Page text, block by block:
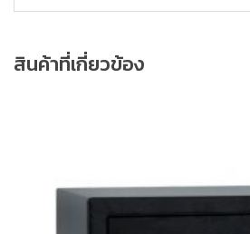
สินค้าที่เกี่ยวข้อง